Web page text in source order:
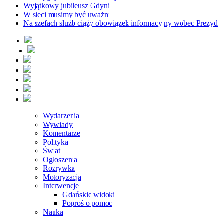
Wyjątkowy jubileusz Gdyni
W sieci musimy być uważni
Na szefach służb ciąży obowiązek informacyjny wobec
Wydarzenia
Wywiady
Komentarze
Polityka
Świat
Ogłoszenia
Rozrywka
Motoryzacja
Interwencje
Gdańskie widoki
Poproś o pomoc
Nauka